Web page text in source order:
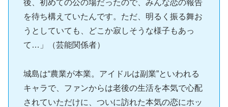
後、初めての公の場だったので、みんな恋の報告
を待ち構えていたんです。ただ、明るく振る舞お
うとしていても、どこか寂しそうな様子もあっ
て…」（芸能関係者）
城島は“農業が本業。アイドルは副業”といわれる
キャラで、ファンからは老後の生活を本気で心配
されていただけに、ついに訪れた本気の恋にホッ